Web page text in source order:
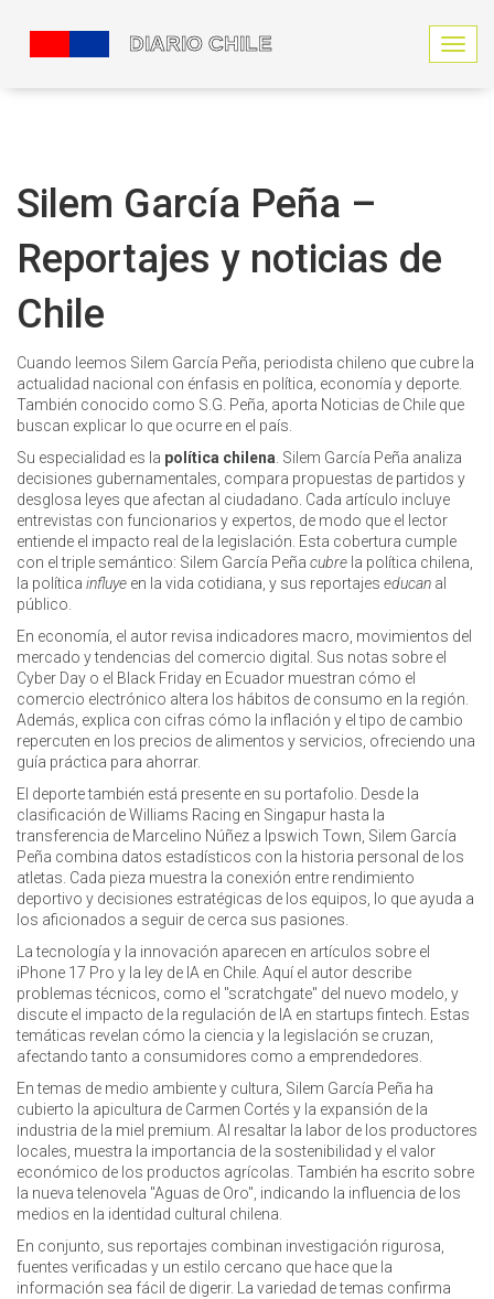
N
a
a
n
Silem García Peña –
Reportajes y noticias de
Chile
Cuando leemos Silem García Peña periodista chileno que cubre la
actualidad nacional con énfasis en política, economía y deporte
También conocido como S.G. Peña , aporta Noticias de Chile que
buscan explicar lo que ocurre en el país.
Su especialidad es la política chilena . Silem García Peña analiza
decisiones gubernamentales, compara propuestas de partidos y
desglosa leyes que afectan al ciudadano. Cada artículo incluye
entrevistas con funcionarios y expertos, de modo que el lector
entiende el impacto real de la legislación. Esta cobertura cumple
con el triple semántico: Silem García Peña cubre la política chilena,
la política influye en la vida cotidiana, y sus reportajes educan al
público.
En economía, el autor revisa indicadores macro, movimientos del
mercado y tendencias del comercio digital. Sus notas sobre el
Cyber Day o el Black Friday en Ecuador muestran cómo el
comercio electrónico altera los hábitos de consumo en la región.
Además, explica con cifras cómo la inflación y el tipo de cambio
repercuten en los precios de alimentos y servicios, ofreciendo una
guía práctica para ahorrar.
El deporte también está presente en su portafolio. Desde la
clasificación de Williams Racing en Singapur hasta la
transferencia de Marcelino Núñez a Ipswich Town, Silem García
Peña combina datos estadísticos con la historia personal de los
atletas. Cada pieza muestra la conexión entre rendimiento
deportivo y decisiones estratégicas de los equipos, lo que ayuda a
los aficionados a seguir de cerca sus pasiones.
La tecnología y la innovación aparecen en artículos sobre el
iPhone 17 Pro y la ley de IA en Chile. Aquí el autor describe
problemas técnicos, como el "scratchgate" del nuevo modelo, y
discute el impacto de la regulación de IA en startups fintech. Estas
temáticas revelan cómo la ciencia y la legislación se cruzan,
afectando tanto a consumidores como a emprendedores.
En temas de medio ambiente y cultura, Silem García Peña ha
cubierto la apicultura de Carmen Cortés y la expansión de la
industria de la miel premium. Al resaltar la labor de los productores
locales, muestra la importancia de la sostenibilidad y el valor
económico de los productos agrícolas. También ha escrito sobre
la nueva telenovela "Aguas de Oro", indicando la influencia de los
medios en la identidad cultural chilena.
En conjunto, sus reportajes combinan investigación rigurosa,
fuentes verificadas y un estilo cercano que hace que la
información sea fácil de digerir. La variedad de temas confirma